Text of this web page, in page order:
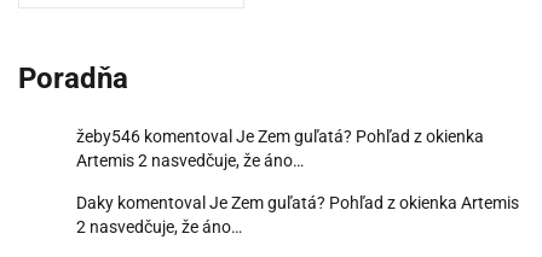
Poradňa
žeby546 komentovalJe Zem guľatá? Pohľad z okienka
Artemis 2 nasvedčuje, že áno…
Daky komentovalJe Zem guľatá? Pohľad z okienka Artemis
2 nasvedčuje, že áno…